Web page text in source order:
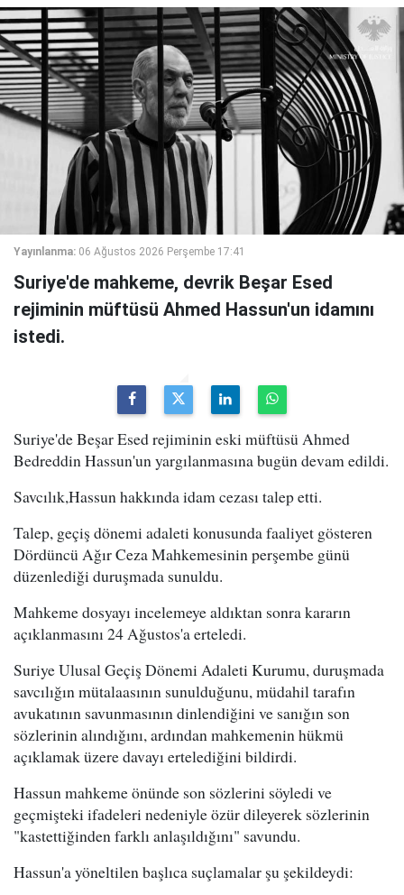
Yayınlanma: 06 Ağustos 2026 Perşembe 17:41
Suriye'de mahkeme, devrik Beşar Esed
rejiminin müftüsü Ahmed Hassun'un idamını
istedi.
Suriye'de Beşar Esed rejiminin eski müftüsü Ahmed
Bedreddin Hassun'un yargılanmasına bugün devam edildi.
Savcılık,Hassun hakkında idam cezası talep etti.
Talep, geçiş dönemi adaleti konusunda faaliyet gösteren
Dördüncü Ağır Ceza Mahkemesinin perşembe günü
düzenlediği duruşmada sunuldu.
Mahkeme dosyayı incelemeye aldıktan sonra kararın
açıklanmasını 24 Ağustos'a erteledi.
Suriye Ulusal Geçiş Dönemi Adaleti Kurumu, duruşmada
savcılığın mütalaasının sunulduğunu, müdahil tarafın
avukatının savunmasının dinlendiğini ve sanığın son
sözlerinin alındığını, ardından mahkemenin hükmü
açıklamak üzere davayı ertelediğini bildirdi.
Hassun mahkeme önünde son sözlerini söyledi ve
geçmişteki ifadeleri nedeniyle özür dileyerek sözlerinin
"kastettiğinden farklı anlaşıldığını" savundu.
Hassun'a yöneltilen başlıca suçlamalar şu şekildeydi: